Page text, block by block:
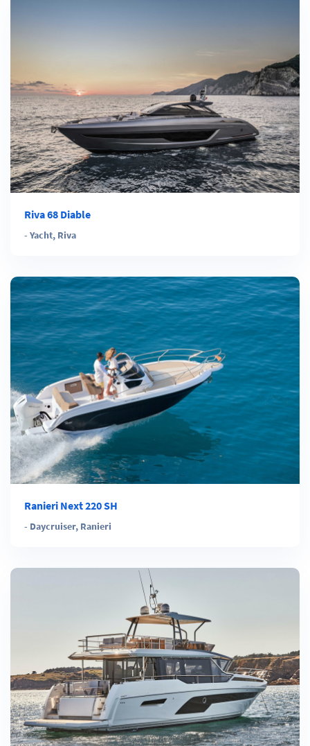
Riva 68 Diable
- Yacht, Riva
Ranieri Next 220 SH
- Daycruiser, Ranieri